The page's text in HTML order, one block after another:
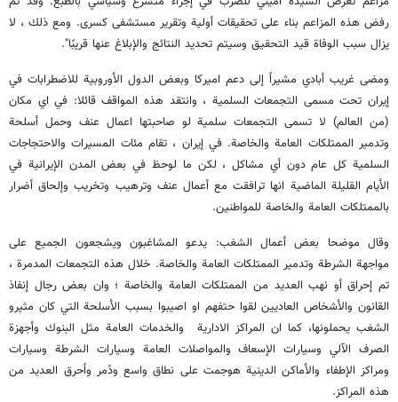
رفض هذه المزاعم بناء على تحقيقات أولية وتقرير مستشفى كسرى. ومع ذلك ، لا
يزال سبب الوفاة قيد التحقيق وسيتم تحديد النتائج والإبلاغ عنها قريبًا".
ومضى غريب أبادي مشيراً إلى دعم اميركا وبعض الدول الأوروبية للاضطرابات في
إيران تحت مسمى التجمعات السلمية ، وانتقد هذه المواقف قائلا: في اي مكان
(من العالم) لا تسمى التجمعات سلمية لو صاحبتها اعمال عنف وحمل أسلحة
وتدمير الممتلكات العامة والخاصة. في إيران ، تقام مئات المسيرات والاحتجاجات
السلمية كل عام دون أي مشاكل ، لكن ما لوحظ في بعض المدن الإيرانية في
الأيام القليلة الماضية انها ترافقت مع أعمال عنف وترهيب وتخريب وإلحاق أضرار
بالممتلكات العامة والخاصة للمواطنين.
وقال موضحا بعض أعمال الشغب: يدعو المشاغبون ويشجعون الجميع على
مواجهة الشرطة وتدمير الممتلكات العامة والخاصة. خلال هذه التجمعات المدمرة ،
تم إحراق أو نهب العديد من الممتلكات العامة والخاصة ؛ وان بعض رجال إنفاذ
القانون والأشخاص العاديين لقوا حتفهم او اصيبوا بسبب الأسلحة التي كان مثيرو
الشغب يحملونها، كما ان المراكز الادارية والخدمات العامة مثل البنوك وأجهزة
الصرف الآلي وسيارات الإسعاف والمواصلات العامة وسيارات الشرطة وسيارات
ومراكز الإطفاء والأماكن الدينية هوجمت على نطاق واسع ودُمر واُحرق العديد من
هذه المراكز.